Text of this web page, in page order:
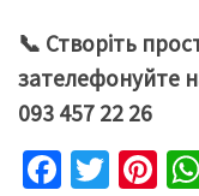
📞 Створіть
зателефонуйте
093 457 22 26
Fa T
Pi